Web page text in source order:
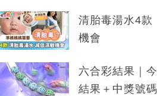
清胎毒湯水4款
機會
六合彩結果｜
結果＋中獎號